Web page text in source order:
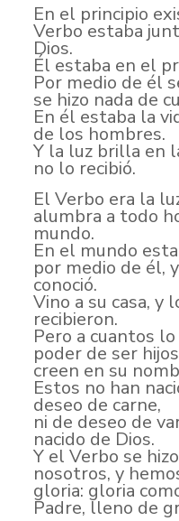
En el principio
Verbo estaba
Dios.
Él estaba en el
Por medio de él
se hizo nada de
En él estaba la
de los hombres.
Y la luz brilla en
no lo recibió.
El Verbo era la
alumbra a todo
mundo.
En el mundo
por medio de él,
conoció.
Vino a su casa, y
recibieron.
Pero a cuantos
poder de ser
creen en su
Estos no han
deseo de carne,
ni de deseo de
nacido de Dios.
Y el Verbo se
nosotros, y
gloria: gloria
Padre, lleno de